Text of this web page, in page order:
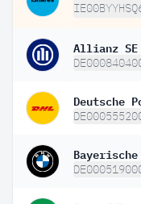
Allianz SE
Deutsche
Bayerische